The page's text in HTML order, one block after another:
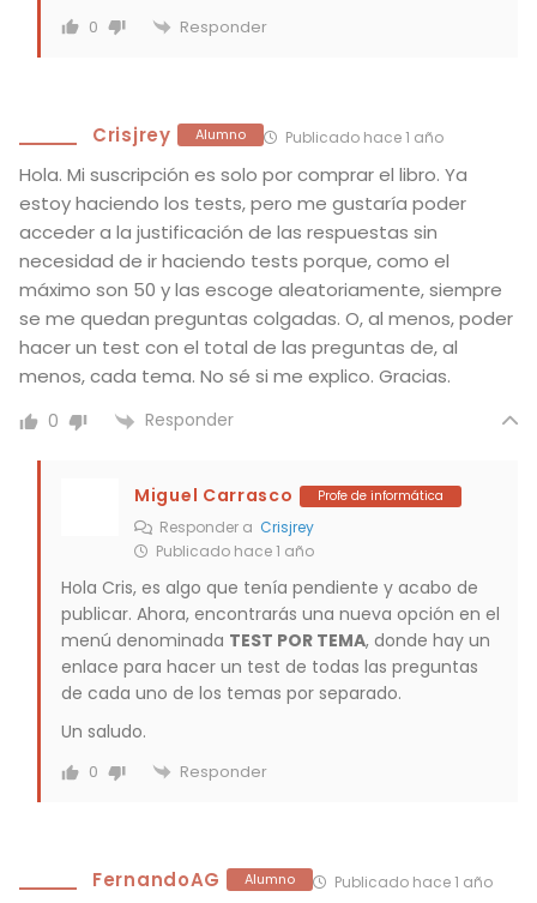
0 Responder
Crisjrey Alumno Publicado hace 1 año
Hola. Mi suscripción es solo por comprar el libro. Ya
estoy haciendo los tests, pero me gustaría poder
acceder a la justificación de las respuestas sin
necesidad de ir haciendo tests porque, como el
máximo son 50 y las escoge aleatoriamente, siempre
se me quedan preguntas colgadas. O, al menos, poder
hacer un test con el total de las preguntas de, al
menos, cada tema. No sé si me explico. Gracias.
0 Responder
Miguel Carrasco Profe de informática
Responder a Crisjrey
Publicado hace 1 año
Hola Cris, es algo que tenía pendiente y acabo de
publicar. Ahora, encontrarás una nueva opción en el
menú denominada TEST POR TEMA, donde hay un
enlace para hacer un test de todas las preguntas
de cada uno de los temas por separado.
Un saludo.
0 Responder
FernandoAG Alumno Publicado hace 1 año